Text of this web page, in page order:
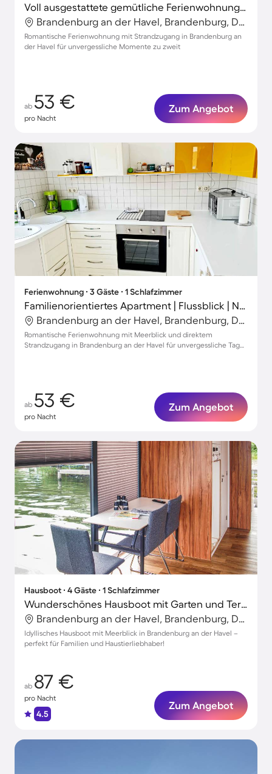
Voll ausgestattete gemütliche Ferienwohnung | Stadtblick | Strand in der Nähe
Brandenburg an der Havel, Brandenburg, Deutschland
Romantische Ferienwohnung mit Strandzugang in Brandenburg an
der Havel für unvergessliche Momente zu zweit
ab 53 €
pro Nacht
Zum Angebot
Ferienwohnung ∙ 3 Gäste ∙ 1 Schlafzimmer
Familienorientiertes Apartment | Flussblick | Neben dem Strand | Haustiere erlaubt
Brandenburg an der Havel, Brandenburg, Deutschland
Romantische Ferienwohnung mit Meerblick und direktem
Strandzugang in Brandenburg an der Havel für unvergessliche Tage
ab 53 €
pro Nacht
Zum Angebot
Hausboot ∙ 4 Gäste ∙ 1 Schlafzimmer
Wunderschönes Hausboot mit Garten und Terrasse | Panoramablick | Hunde erlaubt
Brandenburg an der Havel, Brandenburg, Deutschland
Idyllisches Hausboot mit Meerblick in Brandenburg an der Havel –
perfekt für Familien und Haustierliebhaber!
ab 87 €
pro Nacht
4.5
Zum Angebot